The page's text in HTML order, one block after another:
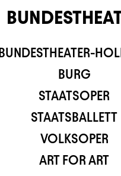
BUNDESTHEATER-
BURG
STAATSOPER
STAATSBALLETT
VOLKSOPER
ART FOR ART